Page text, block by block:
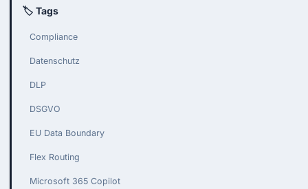
🏷 Tags
Compliance
Datenschutz
DLP
DSGVO
EU Data Boundary
Flex Routing
Microsoft 365 Copilot